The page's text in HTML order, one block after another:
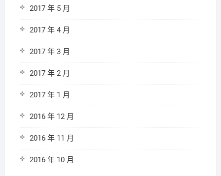
2017 年 5 月
2017 年 4 月
2017 年 3 月
2017 年 2 月
2017 年 1 月
2016 年 12 月
2016 年 11 月
2016 年 10 月